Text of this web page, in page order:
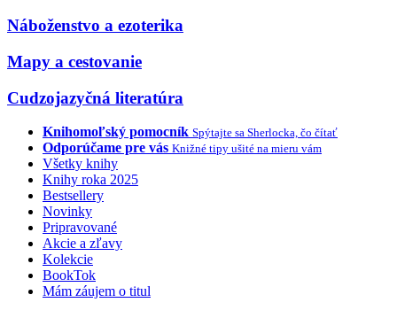
Náboženstvo a ezoterika
Mapy a cestovanie
Cudzojazyčná literatúra
Knihomoľský pomocník Spýtajte sa Sherlocka, čo čítať
Odporúčame pre vás Knižné tipy ušité na mieru vám
Všetky knihy
Knihy roka 2025
Bestsellery
Novinky
Pripravované
Akcie a zľavy
Kolekcie
BookTok
Mám záujem o titul